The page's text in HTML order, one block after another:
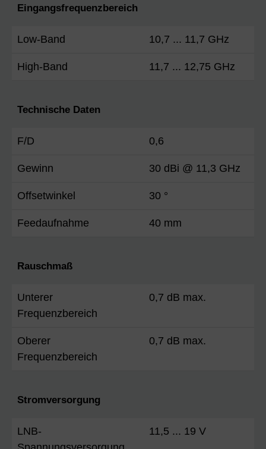
Eingangsfrequenzbereich
Low-Band 10,7 ... 11,7 GHz
High-Band 11,7 ... 12,75 GHz
Technische Daten
F/D 0,6
Gewinn 30 dBi @ 11,3 GHz
Offsetwinkel 30 °
Feedaufnahme 40 mm
Rauschmaß
Unterer
Frequenzbereich
0,7 dB max.
Oberer
Frequenzbereich
0,7 dB max.
Stromversorgung
LNB-
11,5 ... 19 V